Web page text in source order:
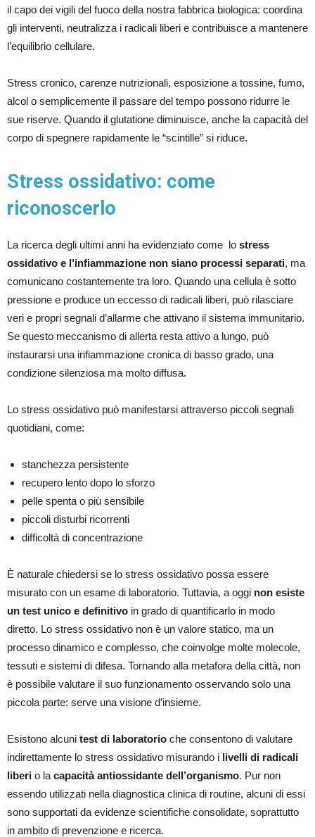
il capo dei vigili del fuoco della nostra fabbrica biologica: coordina
gli interventi, neutralizza i radicali liberi e contribuisce a mantenere
l’equilibrio cellulare.
Stress cronico, carenze nutrizionali, esposizione a tossine, fumo,
alcol o semplicemente il passare del tempo possono ridurre le
sue riserve. Quando il glutatione diminuisce, anche la capacità del
corpo di spegnere rapidamente le “scintille” si riduce.
Stress ossidativo: come
riconoscerlo
La ricerca degli ultimi anni ha evidenziato come lo stress
ossidativo e l’infiammazione non siano processi separati, ma
comunicano costantemente tra loro. Quando una cellula è sotto
pressione e produce un eccesso di radicali liberi, può rilasciare
veri e propri segnali d’allarme che attivano il sistema immunitario.
Se questo meccanismo di allerta resta attivo a lungo, può
instaurarsi una infiammazione cronica di basso grado, una
condizione silenziosa ma molto diffusa.
Lo stress ossidativo può manifestarsi attraverso piccoli segnali
quotidiani, come:
stanchezza persistente
recupero lento dopo lo sforzo
pelle spenta o più sensibile
piccoli disturbi ricorrenti
difficoltà di concentrazione
È naturale chiedersi se lo stress ossidativo possa essere
misurato con un esame di laboratorio. Tuttavia, a oggi non esiste
un test unico e definitivo in grado di quantificarlo in modo
diretto. Lo stress ossidativo non è un valore statico, ma un
processo dinamico e complesso, che coinvolge molte molecole,
tessuti e sistemi di difesa. Tornando alla metafora della città, non
è possibile valutare il suo funzionamento osservando solo una
piccola parte: serve una visione d’insieme.
Esistono alcuni test di laboratorio che consentono di valutare
indirettamente lo stress ossidativo misurando i livelli di radicali
liberi o la capacità antiossidante dell’organismo. Pur non
essendo utilizzati nella diagnostica clinica di routine, alcuni di essi
sono supportati da evidenze scientifiche consolidate, soprattutto
in ambito di prevenzione e ricerca.